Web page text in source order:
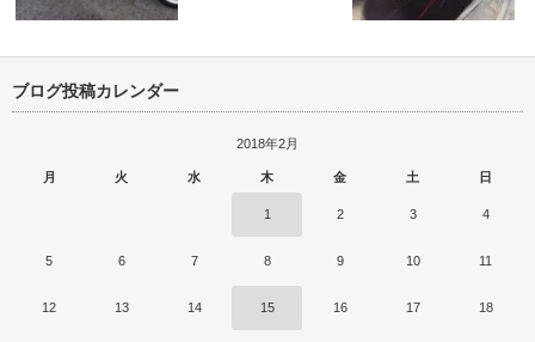
パナソニック グリッター 電
ライトウェイ､ＧＴ､フェ
ブログ投稿カレンダー
2018年2月
月 火 水 木 金 土 日
1 2 3 4
5 6 7 8 9 10 11
12 13 14 15 16 17 18